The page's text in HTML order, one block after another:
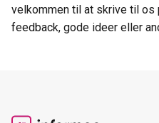
velkommen til at skrive til os
feedback, gode ideer eller